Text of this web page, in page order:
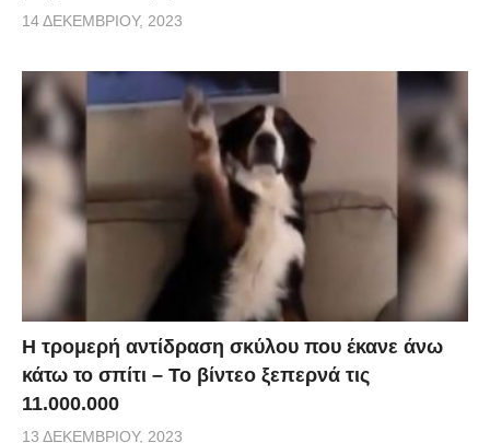
14 ΔΕΚΕΜΒΡΊΟΥ, 2023
Η τρομερή αντίδραση σκύλου που έκανε άνω
κάτω το σπίτι – Το βίντεο ξεπερνά τις
11.000.000
13 ΔΕΚΕΜΒΡΊΟΥ, 2023